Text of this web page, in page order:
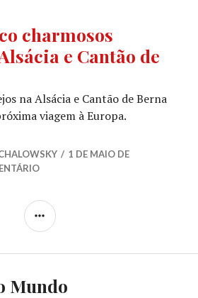
charmosos
e Cantão de
na Alsácia e Cantão de Berna
viagem à Europa.
cinco charmosos vilarejos
1 DE MAIO DE
LATERAL
Mundo